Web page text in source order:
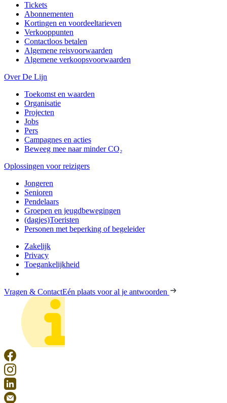
Tickets
Abonnementen
Kortingen en voordeeltarieven
Verkooppunten
Contactloos betalen
Algemene reisvoorwaarden
Algemene verkoopsvoorwaarden
Over De Lijn
Toekomst en waarden
Organisatie
Projecten
Jobs
Pers
Campagnes en acties
Beweeg mee naar minder CO₂
Oplossingen voor reizigers
Jongeren
Senioren
Pendelaars
Groepen en jeugdbewegingen
(dagjes)Toeristen
Personen met beperking of begeleider
Zakelijk
Privacy
Toegankelijkheid
Vragen & ContactEén plaats voor al je antwoorden